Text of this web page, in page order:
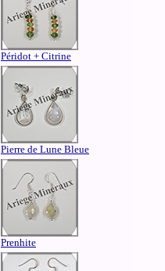
Péridot + Citrine
Pierre de Lune Bleue
Prenhite